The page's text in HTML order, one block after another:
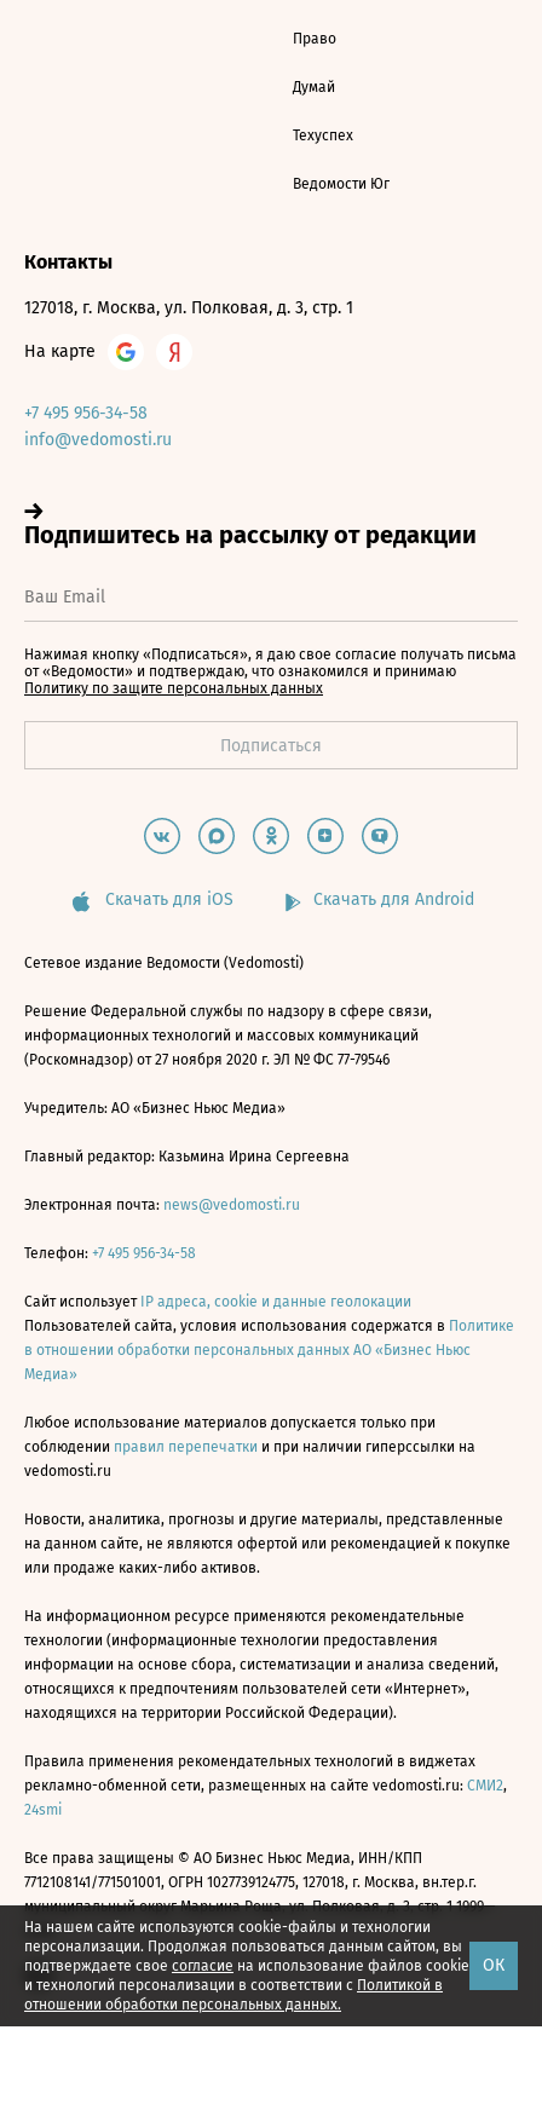
На нашем сайте используются cookie-файлы и технологии
персонализации. Продолжая пользоваться данным сайтом, вы
подтверждаете свое согласие на использование файлов cookie
и технологий персонализации в соответствии с Политикой в
отношении обработки персональных данных.
ОК
Право
Думай
Техуспех
Ведомости Юг
Контакты
127018, г. Москва, ул. Полковая, д. 3, стр. 1
На карте
+7 495 956-34-58
info@vedomosti.ru
Нажимая кнопку «Подписаться», я даю свое согласие получать письма
от «Ведомости» и подтверждаю, что ознакомился и принимаю
Политику по защите персональных данных
Скачать для iOS Скачать для Android
Сетевое издание Ведомости (Vedomosti)
Решение Федеральной службы по надзору в сфере связи,
информационных технологий и массовых коммуникаций
(Роскомнадзор) от 27 ноября 2020 г. ЭЛ № ФС 77-79546
Учредитель: АО «Бизнес Ньюс Медиа»
Главный редактор: Казьмина Ирина Сергеевна
Электронная почта: news@vedomosti.ru
Телефон: +7 495 956-34-58
Сайт использует IP адреса, cookie и данные геолокации
Пользователей сайта, условия использования содержатся в Политике
в отношении обработки персональных данных АО «Бизнес Ньюс
Медиа»
Любое использование материалов допускается только при
соблюдении правил перепечатки и при наличии гиперссылки на
vedomosti.ru
Новости, аналитика, прогнозы и другие материалы, представленные
на данном сайте, не являются офертой или рекомендацией к покупке
или продаже каких-либо активов.
На информационном ресурсе применяются рекомендательные
технологии (информационные технологии предоставления
информации на основе сбора, систематизации и анализа сведений,
относящихся к предпочтениям пользователей сети «Интернет»,
находящихся на территории Российской Федерации).
Правила применения рекомендательных технологий в виджетах
рекламно-обменной сети, размещенных на сайте vedomosti.ru: СМИ2,
24smi
Все права защищены © АО Бизнес Ньюс Медиа, ИНН/КПП
7712108141/771501001, ОГРН 1027739124775, 127018, г. Москва, вн.тер.г.
муниципальный округ Марьина Роща, ул. Полковая, д. 3, стр. 1 1999—
2026